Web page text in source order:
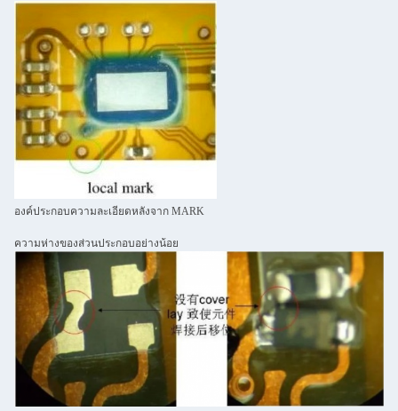
องค์ประกอบความละเอียดหลังจาก MARK
ความห่างของส่วนประกอบอย่างน้อย